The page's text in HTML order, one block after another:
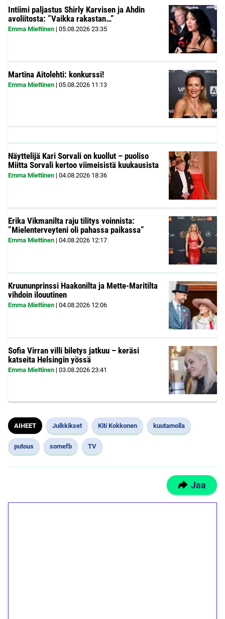
Intiimi paljastus Shirly Karvisen ja Ahdin
avoliitosta: ”Vaikka rakastan…”
Emma Miettinen | 05.08.2026 23:35
Martina Aitolehti: konkurssi!
Emma Miettinen | 05.08.2026 11:13
Näyttelijä Kari Sorvali on kuollut – puoliso
Miitta Sorvali kertoo viimeisistä kuukausista
Emma Miettinen | 04.08.2026 18:36
Erika Vikmanilta raju tilitys voinnista:
”Mielenterveyteni oli pahassa paikassa”
Emma Miettinen | 04.08.2026 12:17
Kruununprinssi Haakonilta ja Mette-Maritilta
vihdoin ilouutinen
Emma Miettinen | 04.08.2026 12:06
Sofia Virran villi biletys jatkuu – keräsi
katseita Helsingin yössä
Emma Miettinen | 03.08.2026 23:41
AIHEET Julkkikset Kiti Kokkonen kuutamolla
putous somefb TV
Jaa